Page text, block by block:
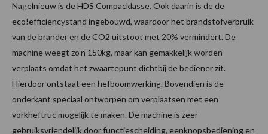
Nagelnieuw is de HDS Compacklasse. Ook daarin is de de
eco!efficiencystand ingebouwd, waardoor het brandstofverbruik
van de brander en de CO2 uitstoot met 20% vermindert. De
machine weegt zo’n 150kg, maar kan gemakkelijk worden
verplaats omdat het zwaartepunt dichtbij de bediener zit.
Hierdoor ontstaat een hefboomwerking. Bovendien is de
onderkant speciaal ontworpen om verplaatsen met een
vorkheftruc mogelijk te maken. De machine is zeer
gebruiksvriendelijk door functiescheiding, eenknopsbediening en